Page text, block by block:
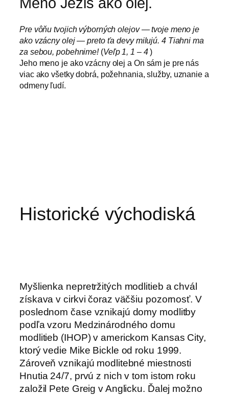
Meno Ježiš ako olej.
Pre vôňu tvojich výborných olejov — tvoje meno je
ako vzácny olej — preto ťa devy milujú. 4 Tiahni ma
za sebou, pobehnime!(Veľp 1, 1 – 4)
Jeho meno je ako vzácny olej a On sám je pre nás
viac ako všetky dobrá, požehnania, služby, uznanie a
odmeny ľudí.
Historické východiská
Myšlienka nepretržitých modlitieb a chvál
získava v cirkvi čoraz väčšiu pozornosť. V
poslednom čase vznikajú domy modlitby
podľa vzoru Medzinárodného domu
modlitieb (IHOP) v americkom Kansas City,
ktorý vedie Mike Bickle od roku 1999.
Zároveň vznikajú modlitebné miestnosti
Hnutia 24/7, prvú z nich v tom istom roku
založil Pete Greig v Anglicku. Ďalej možno